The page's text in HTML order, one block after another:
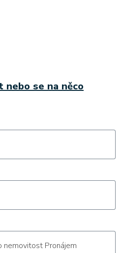
se na něco